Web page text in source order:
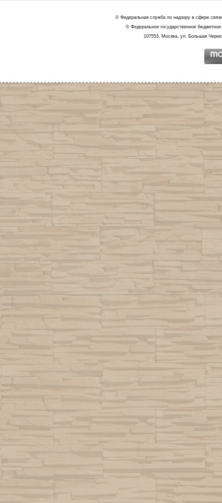
© Федеральная служба по надзору в сфере
© Федеральное государственное
107553, Москва, ул. Большая